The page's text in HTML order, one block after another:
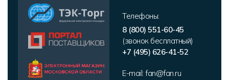
Телефоны:
8 (800) 551-60-45
(звонок бесплатный)
+7 (495) 626-41-52
E-mail: fan@fan.ru